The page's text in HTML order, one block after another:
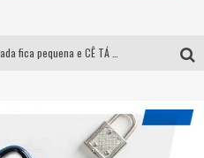
DiamondMall recebe experiência imersiva que recria o Coliseu e a grandiosidade da Roma Antiga